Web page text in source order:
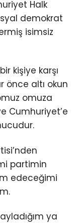
Halk
demokrat
isimsiz
kişiye karşı
önce altı okun
omuza
Cumhuriyet’e
partimin
edeceğimi
ya